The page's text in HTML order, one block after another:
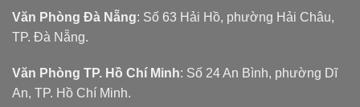
Văn Phòng Đà Nẵng: Số 63 Hải Hồ, phường Hải Châu,
TP. Đà Nẵng.
Văn Phòng TP. Hồ Chí Minh: Số 24 An Bình, phường Dĩ
An, TP. Hồ Chí Minh.